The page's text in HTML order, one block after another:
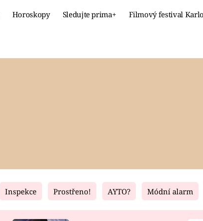
Horoskopy Sledujte prima+ Filmový festival
Fresh Living
Inspekce Prostřeno! AYTO? Módní alarm